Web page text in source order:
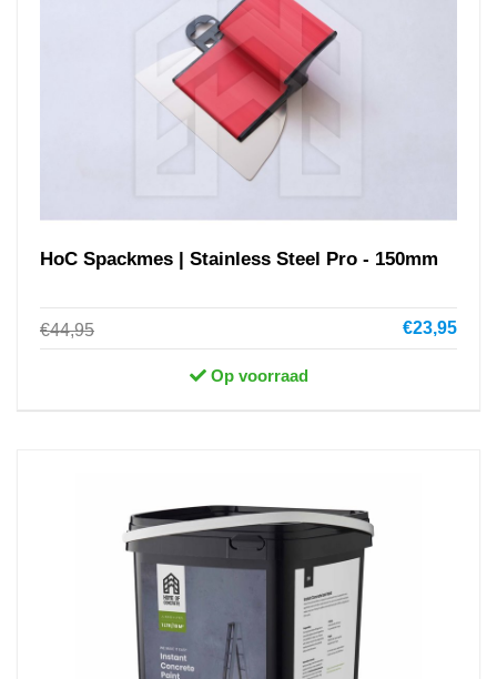
HoC Spackmes | Stainless Steel Pro - 150mm
€44,95 €23,95
Op voorraad